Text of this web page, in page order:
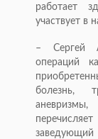
работает
участвует в
– Сергей
операций
болезнь,